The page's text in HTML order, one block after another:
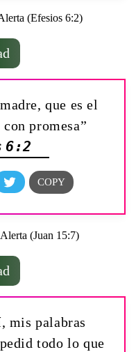
que es el
promesa”
6:2
mis palabras
todo lo que